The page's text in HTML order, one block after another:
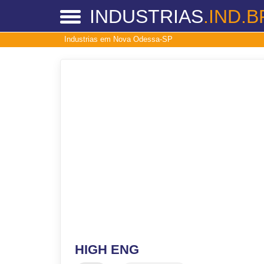
INDUSTRIAS
Industrias em Nova Odessa-SP
HIGH ENG